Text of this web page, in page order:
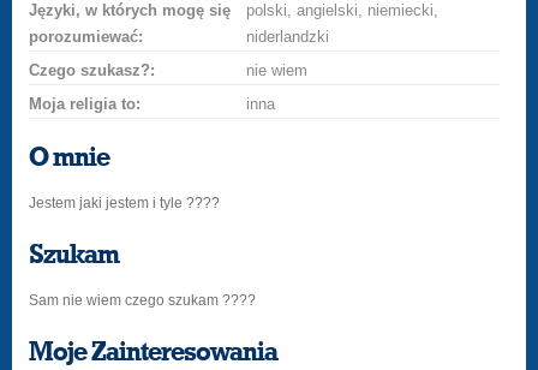
Języki, w których mogę się
porozumiewać:
polski, angielski, niemiecki,
niderlandzki
Czego szukasz?:
nie wiem
Moja religia to:
inna
O mnie
Jestem jaki jestem i tyle ????
Szukam
Sam nie wiem czego szukam ????
Moje Zainteresowania